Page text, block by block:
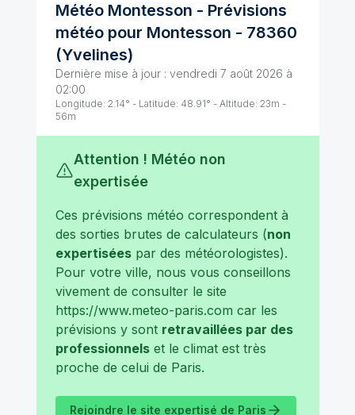
Météo Montesson - Prévisions
météo pour Montesson - 78360
(Yvelines)
Dernière mise à jour : vendredi 7 août 2026 à
02:00
Longitude: 2.14° - Latitude: 48.91° - Altitude: 23m -
56m
Attention ! Météo non
expertisée
Ces prévisions météo correspondent à
des sorties brutes de calculateurs (non
expertiséespar des météorologistes).
Pour votre ville, nous vous conseillons
vivement de consulter le site
https://www.meteo-paris.com car les
prévisions y sont retravaillées par des
professionnelset le climat est très
proche de celui de Paris.
Rejoindre le site expertisé de Paris